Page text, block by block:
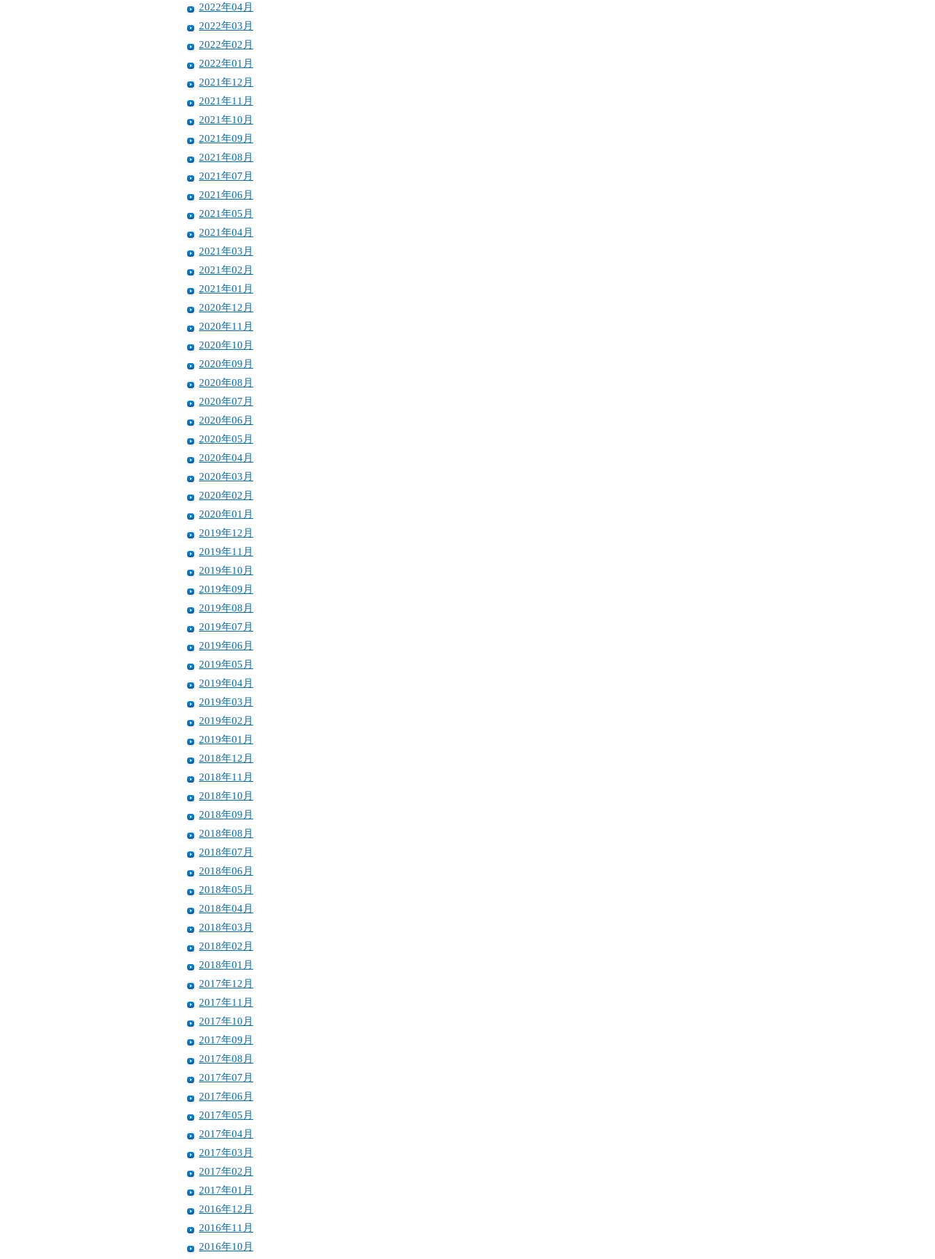
2022年04月
2022年03月
2022年02月
2022年01月
2021年12月
2021年11月
2021年10月
2021年09月
2021年08月
2021年07月
2021年06月
2021年05月
2021年04月
2021年03月
2021年02月
2021年01月
2020年12月
2020年11月
2020年10月
2020年09月
2020年08月
2020年07月
2020年06月
2020年05月
2020年04月
2020年03月
2020年02月
2020年01月
2019年12月
2019年11月
2019年10月
2019年09月
2019年08月
2019年07月
2019年06月
2019年05月
2019年04月
2019年03月
2019年02月
2019年01月
2018年12月
2018年11月
2018年10月
2018年09月
2018年08月
2018年07月
2018年06月
2018年05月
2018年04月
2018年03月
2018年02月
2018年01月
2017年12月
2017年11月
2017年10月
2017年09月
2017年08月
2017年07月
2017年06月
2017年05月
2017年04月
2017年03月
2017年02月
2017年01月
2016年12月
2016年11月
2016年10月